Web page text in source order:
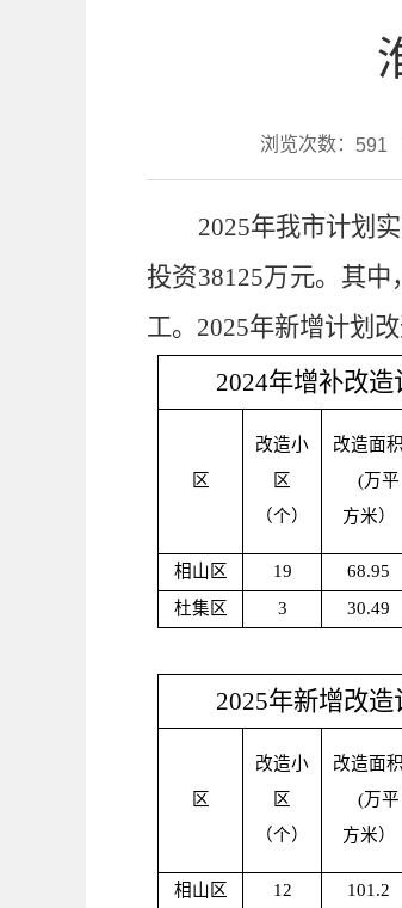
浏览次数： 591
2025年我市计划
投资38125万元。其中
工。 2025年新增计划
2024年增补改造
区
改造小
区
（个）
改造面积
(万平
方米）
相山区 19 68.95
杜集区
3 30.49
2025年新增改造
区
改造小
区
（个）
改造面积
(万平
方米）
相山区 12 101.2